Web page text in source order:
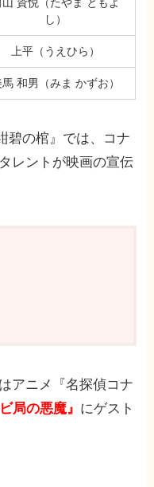
山 資悦（たやま ともよ
し）
上平（うえひら）
馬 和男（みま かずお）
碧の棺』では、コナ
レントが映画の宣伝
アニメ『名探偵コナ
局の悪魔』 にゲスト